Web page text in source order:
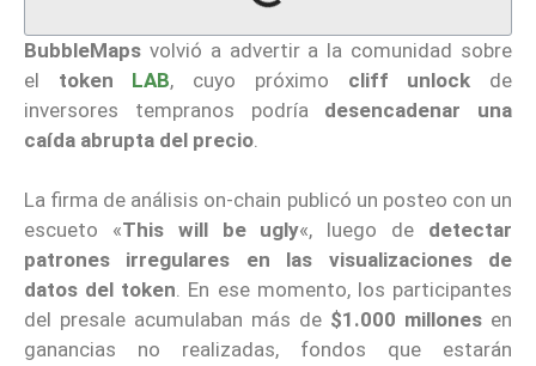
BubbleMaps volvió a advertir a la comunidad sobre
el token LAB, cuyo próximo cliff unlock de
inversores tempranos podría desencadenar una
caída abrupta del precio
La firma de análisis on-chain publicó un posteo con un
escueto «This will be ugly«, luego de detectar
patrones irregulares en las visualizaciones de
datos del token. En ese momento, los participantes
del presale acumulaban más de $1.000 millones en
ganancias no realizadas, fondos que estarán